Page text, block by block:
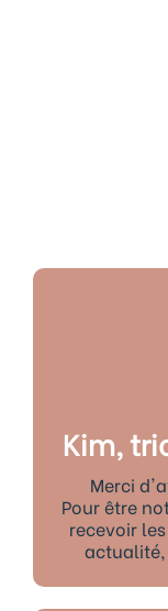
Kim,
Merci
Pour être
recevoir